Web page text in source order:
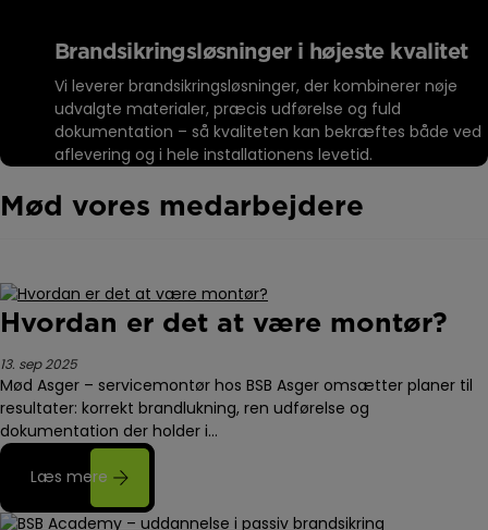
Brandsikringsløsninger i højeste kvalitet
Vi leverer brandsikringsløsninger, der kombinerer nøje
udvalgte materialer, præcis udførelse og fuld
dokumentation – så kvaliteten kan bekræftes både ved
aflevering og i hele installationens levetid.
Mød vores medarbejdere
Hvordan er det at være montør?
13. sep 2025
Mød Asger – servicemontør hos BSB Asger omsætter planer til
resultater: korrekt brandlukning, ren udførelse og
dokumentation der holder i…
Læs mere